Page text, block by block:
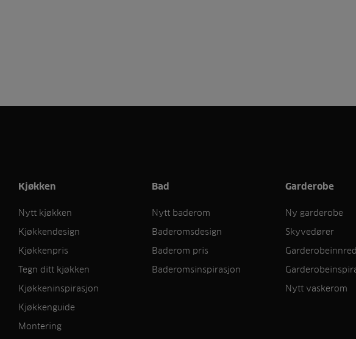
Kjøkken
Nytt kjøkken
Kjøkkendesign
Kjøkkenpris
Tegn ditt kjøkken
Kjøkkeninspirasjon
Kjøkkenguide
Montering
Bad
Nytt baderom
Baderomsdesign
Baderom pris
Baderomsinspirasjon
Garderobe
Ny garderobe
Skyvedører
Nytt vaskerom